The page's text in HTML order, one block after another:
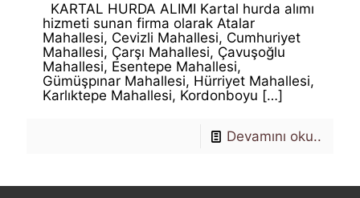
KARTAL HURDA ALIMI Kartal hurda alımı
hizmeti sunan firma olarak Atalar
Mahallesi, Cevizli Mahallesi, Cumhuriyet
Mahallesi, Çarşı Mahallesi, Çavuşoğlu
Mahallesi, Esentepe Mahallesi,
Gümüşpınar Mahallesi, Hürriyet Mahallesi,
Karlıktepe Mahallesi, Kordonboyu […]
Devamını oku..